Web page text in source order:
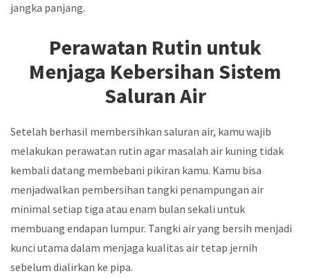
jangka panjang.
Perawatan Rutin untuk
Menjaga Kebersihan Sistem
Saluran Air
Setelah berhasil membersihkan saluran air, kamu wajib
melakukan perawatan rutin agar masalah air kuning tidak
kembali datang membebani pikiran kamu. Kamu bisa
menjadwalkan pembersihan tangki penampungan air
minimal setiap tiga atau enam bulan sekali untuk
membuang endapan lumpur. Tangki air yang bersih menjadi
kunci utama dalam menjaga kualitas air tetap jernih
sebelum dialirkan ke pipa.